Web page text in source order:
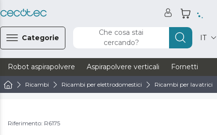
Categorie
Che cosa stai
cercando?
IT
Robot aspirapolvere Aspirapolvere verticali Fornetti
Ricambi Ricambi per elettrodomestici Ricambi per lavatrici
Riferimento: R6175